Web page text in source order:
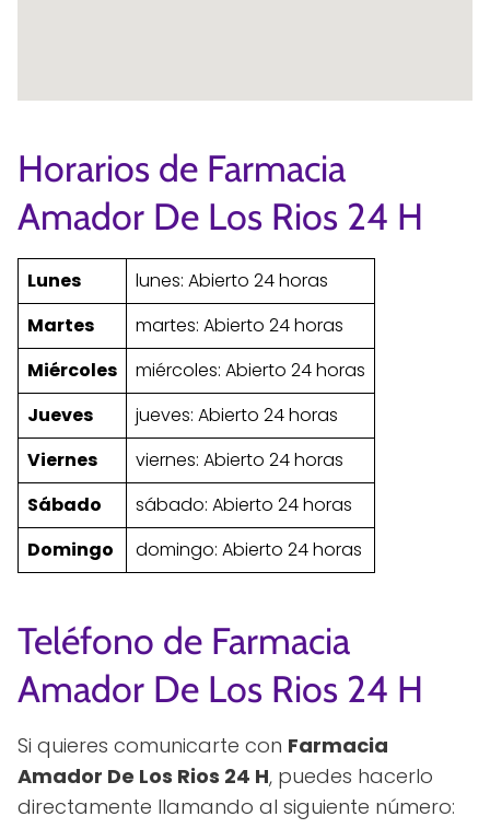
Horarios de Farmacia
Amador De Los Rios 24 H
Lunes
lunes: Abierto 24 horas
Martes
martes: Abierto 24 horas
Miércoles
miércoles: Abierto 24 horas
Jueves
jueves: Abierto 24 horas
Viernes
viernes: Abierto 24 horas
Sábado
sábado: Abierto 24 horas
Domingo
domingo: Abierto 24 horas
Teléfono de Farmacia
Amador De Los Rios 24 H
Si quieres comunicarte con Farmacia
Amador De Los Rios 24 H, puedes hacerlo
directamente llamando al siguiente número: